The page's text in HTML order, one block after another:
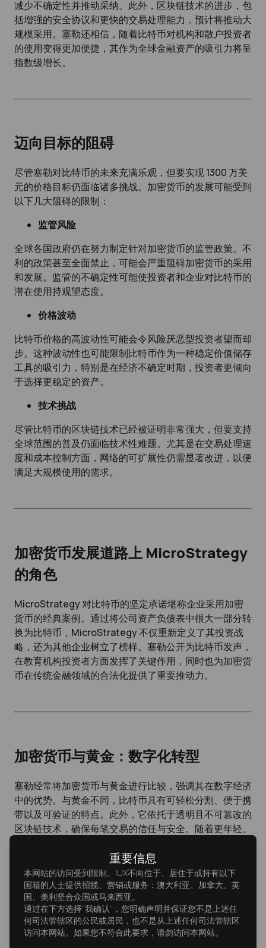
减少不确定性并推动采纳。此外，区块链技术的进步，包
括增强的安全协议和更快的交易处理能力，预计将推动大
规模采用。塞勒还相信，随着比特币对机构和散户投资者
的使用变得更加便捷，其作为全球金融资产的吸引力将呈
指数级增长。
迈向目标的阻碍
尽管塞勒对比特币的未来充满乐观，但要实现 1300 万美
元的价格目标仍面临诸多挑战。加密货币的发展可能受到
以下几大阻碍的限制：
监管风险
全球各国政府仍在努力制定针对加密货币的监管政策。不
利的政策甚至全面禁止，可能会严重阻碍加密货币的采用
和发展。监管的不确定性可能使投资者和企业对比特币的
潜在使用持观望态度。
价格波动
比特币价格的高波动性可能会令风险厌恶型投资者望而却
步。这种波动性也可能限制比特币作为一种稳定价值储存
工具的吸引力，特别是在经济不确定时期，投资者更倾向
于选择更稳定的资产。
技术挑战
尽管比特币的区块链技术已经被证明非常强大，但要支持
全球范围的普及仍面临技术性难题。尤其是在交易处理速
度和成本控制方面，网络的可扩展性仍需显著改进，以便
满足大规模使用的需求。
加密货币发展道路上 MicroStrategy
的角色
MicroStrategy 对比特币的坚定承诺堪称企业采用加密
货币的经典案例。通过将公司资产负债表中很大一部分转
换为比特币，MicroStrategy 不仅重新定义了其投资战
略，还为其他企业树立了榜样。塞勒公开为比特币发声，
在教育机构投资者方面发挥了关键作用，同时也为加密货
币在传统金融领域的合法化提供了重要推动力。
加密货币与黄金：数字化转型
塞勒经常将加密货币与黄金进行比较，强调其在数字经济
中的优势。与黄金不同，比特币具有可轻松分割、便于携
带以及可验证的特点。此外，它依托于透明且不可篡改的
区块链技术，确保每笔交易的信任与安全。随着更年轻、
品，其作为长期投资的吸引力也在不断增加。
加密货币的未来：变革性的十年
重要信息
本网站的访问受到限制。IUX不向位于、居住于或持有以下
国籍的人士提供招揽、营销或服务：澳大利亚、加拿大、英
国、美利坚合众国或马来西亚。
通过在下方选择“我确认”，您明确声明并保证您不是上述任
何司法管辖区的公民或居民，也不是从上述任何司法管辖区
访问本网站。如果您不符合此要求，请勿访问本网站。